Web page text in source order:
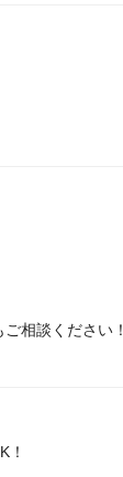
相談ください！
！